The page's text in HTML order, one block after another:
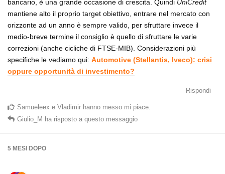
bancario, è una grande occasione di crescita. Quindi UniCredit
mantiene alto il proprio target obiettivo, entrare nel mercato con
orizzonte ad un anno è sempre valido, per sfruttare invece il
medio-breve termine il consiglio è quello di sfruttare le varie
correzioni (anche cicliche di FTSE-MIB). Considerazioni più
specifiche le vediamo qui: Automotive (Stellantis, Iveco): crisi
oppure opportunità di investimento?
Rispondi
Samueleex e Vladimir hanno messo mi piace
Giulio_M ha risposto a questo messaggio
5 MESI DOPO